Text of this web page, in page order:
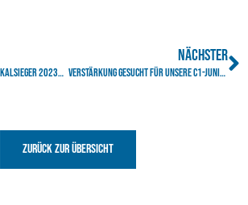
Die E1-Jugend ist Kreispokalsieger 2023/2024!
NÄCHSTER
Verstärkung gesucht für unsere C1-Junioren
Zurück zur Übersicht